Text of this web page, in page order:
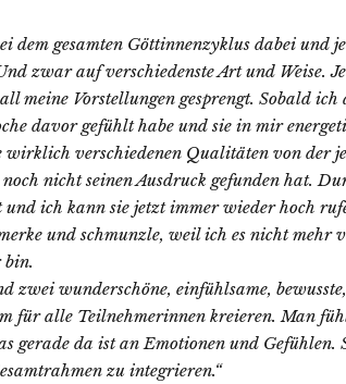
dem gesamten Göttinnenzyklus dabei und
zwar auf verschiedenste Art und Weise.
meine Vorstellungen gesprengt. Sobald
davor gefühlt habe und sie in mir
wirklich verschiedenen Qualitäten von der
nicht seinen Ausdruck gefunden hat.
ich kann sie jetzt immer wieder hoch
und schmunzle, weil ich es nicht mehr
zwei wunderschöne, einfühlsame,
für alle Teilnehmerinnen kreieren. Man
gerade da ist an Emotionen und
zu integrieren.“